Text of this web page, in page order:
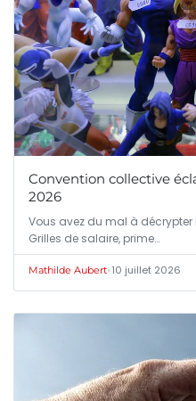
Convention collective
2026
Vous avez du mal à décrypter
Grilles de salaire, prime…
Mathilde Aubert•10 juillet 2026